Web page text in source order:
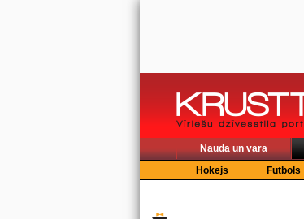
Nauda un vara
Hokejs
Futbols